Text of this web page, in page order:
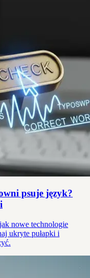
psuje język?
nowe technologie
ukryte pułapki i